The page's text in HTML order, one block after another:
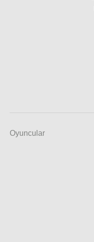
Oyuncular